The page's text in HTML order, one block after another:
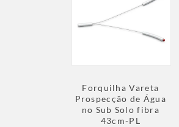
Forquilha Vareta
Prospecção de Água
no Sub Solo fibra
43cm-PL